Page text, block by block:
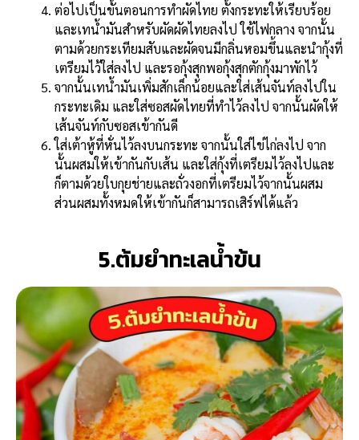
ต่อไปเป็นขั้นตอนการทำผัดไทย ตั้งกระทะให้เรียบร้อย
และเทน้ำมันสำหรับผัดผัดไทยลงไป ใช้ไฟกลาง จากนั้น
ตามด้วยกระเทียมสับและผัดจนมีกลิ่นหอมขึ้นและนำกุ้งที่
เตรียมไว้ใส่ลงไป และรอกุ้งสุกพอกุ้งสุกตักกุ้งมาพักไว้
จากนั้นเทน้ำมันเพิ่มสักเล็กน้อยและใส่เส้นจันท์ลงไปใน
กระทะเดิม และใส่ซอสผัดไทยที่ทำไว้ลงไป จากนั้นผัดให้
เส้นจันท์กับซอสเข้ากันดี
ใส่เต้าหู้ที่หั่นไว้ลงบนกระทะ จากนั้นใส่ไข่ไก่ลงไป จาก
นั้นผสมให้เข้ากันกับเส้น และใส่กุ้งที่เตรียมไว้ลงไปและ
ก็ตามด้วยใบกุยช่ายและถั่วงอกที่เตรียมไว้จากนั้นผสม
ส่วนผสมทั้งหมดให้เข้ากันก็สามารถเสิร์ฟได้แล้ว
5.ต้มยำทะเลน้ำข้น